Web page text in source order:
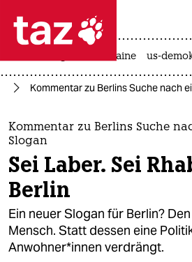
 taz zahl ich
taz zahl ich
themen
politik
öko
gesellschaft
kultur
krieg in der ukraine us-
Kommentar zu Berlins Suche nach
Kommentar zu Berlins Suche
Slogan
Sei Laber. Sei
Berlin
Ein neuer Slogan für Berlin?
Mensch. Statt dessen eine
Anwohner*innen verdrängt.